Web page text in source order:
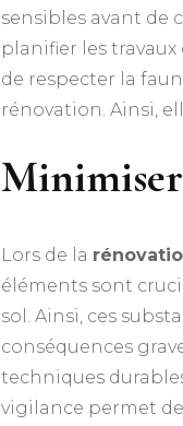
sensibles avant de
planifier les
de respecter la
rénovation. Ainsi,
Minimiser
Lors de la
éléments sont
sol. Ainsi, ces
conséquences
techniques
vigilance permet